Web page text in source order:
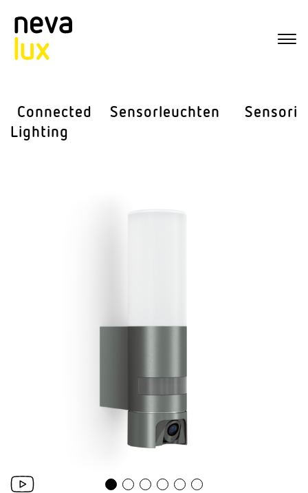
Connected
Lighting
Sensor­leuchten Sensorik